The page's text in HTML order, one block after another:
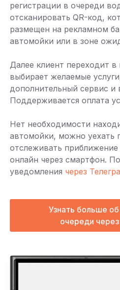
регистрации в очереди
отсканировать QR-код,
размещен на рекламном
автомойки или в зоне
Далее клиент переходит
выбирает желаемые
дополнительный сервис и
Поддерживается оплата
Нет необходимости
автомойки, можно уехать
отслеживать
онлайн через смартфон.
уведомления через
Узнать больше
очереди